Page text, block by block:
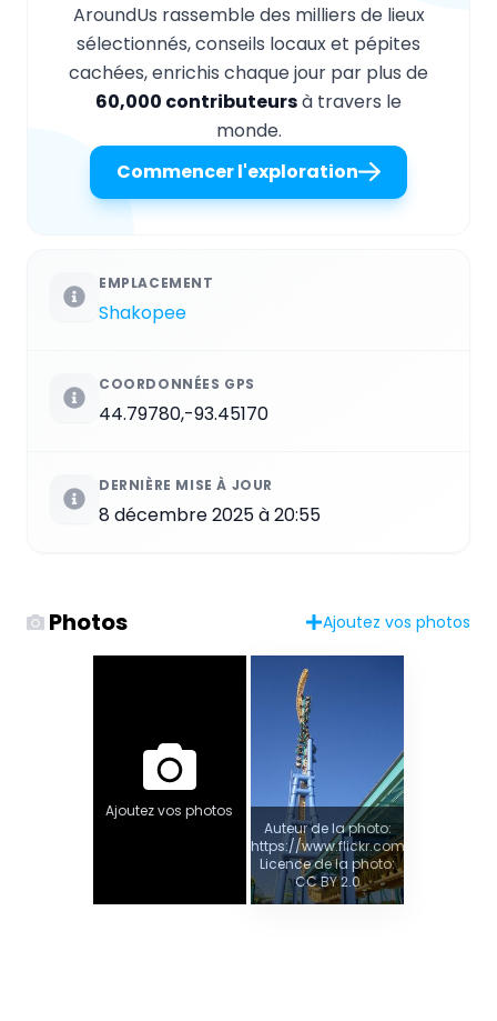
AroundUs rassemble des milliers de lieux
sélectionnés, conseils locaux et pépites
cachées, enrichis chaque jour par plus de
60,000 contributeursà travers le
monde.
Commencer l'exploration
EMPLACEMENT
Shakopee
COORDONNÉES GPS
44.79780,-93.45170
DERNIÈRE MISE À JOUR
8 décembre 2025 à 20:55
Photos Ajoutez vos photos
Ajoutez vos photos
Auteur de la photo:
https://www.flickr.com/photos/
Licence de la photo:
CC BY 2.0